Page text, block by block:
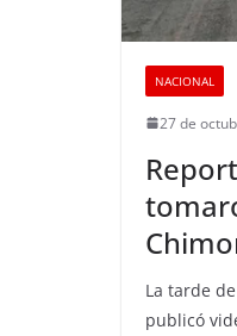
NACIONAL
27 de
La tarde
publicó